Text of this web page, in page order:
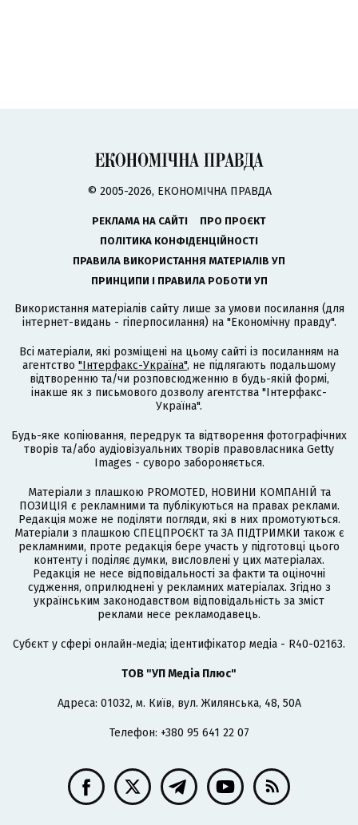
© 2005-2026, ЕКОНОМІЧНА ПРАВДА
РЕКЛАМА НА САЙТІ
ПРО ПРОЄКТ
ПОЛІТИКА КОНФІДЕНЦІЙНОСТІ
ПРАВИЛА ВИКОРИСТАННЯ МАТЕРІАЛІВ УП
ПРИНЦИПИ І ПРАВИЛА РОБОТИ УП
Використання матеріалів сайту лише за умови посилання (для
інтернет-видань - гіперпосилання) на "Економічну правду".
Всі матеріали, які розміщені на цьому сайті із посиланням на
агентство "Інтерфакс-Україна", не підлягають подальшому
відтворенню та/чи розповсюдженню в будь-якій формі,
інакше як з письмового дозволу агентства "Інтерфакс-
Україна".
Будь-яке копіювання, передрук та відтворення фотографічних
творів та/або аудіовізуальних творів правовласника Getty
Images - суворо забороняється.
Матеріали з плашкою PROMOTED, НОВИНИ КОМПАНІЙ та
ПОЗИЦІЯ є рекламними та публікуються на правах реклами.
Редакція може не поділяти погляди, які в них промотуються.
Матеріали з плашкою СПЕЦПРОЄКТ та ЗА ПІДТРИМКИ також є
рекламними, проте редакція бере участь у підготовці цього
контенту і поділяє думки, висловлені у цих матеріалах.
Редакція не несе відповідальності за факти та оціночні
судження, оприлюднені у рекламних матеріалах. Згідно з
українським законодавством відповідальність за зміст
реклами несе рекламодавець.
Cубєкт у сфері онлайн-медіа; ідентифікатор медіа - R40-02163.
ТОВ "УП Медіа Плюс"
Адреса: 01032, м. Київ, вул. Жилянська, 48, 50А
Телефон: +380 95 641 22 07